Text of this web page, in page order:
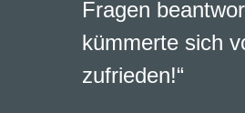
Fragen
kümmerte sich
zufrieden!“